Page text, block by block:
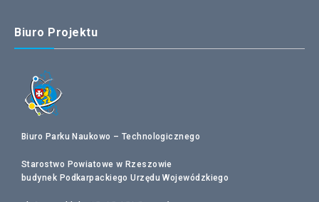
Biuro Projektu
Biuro Parku Naukowo – Technologicznego
Starostwo Powiatowe w Rzeszowie
budynek Podkarpackiego Urzędu Wojewódzkiego